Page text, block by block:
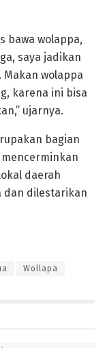
bawa wolappa,
saya jadikan
wolappa
karena ini bisa
ujarnya.
bagian
daerah
dan dilestarikan
Wollapa